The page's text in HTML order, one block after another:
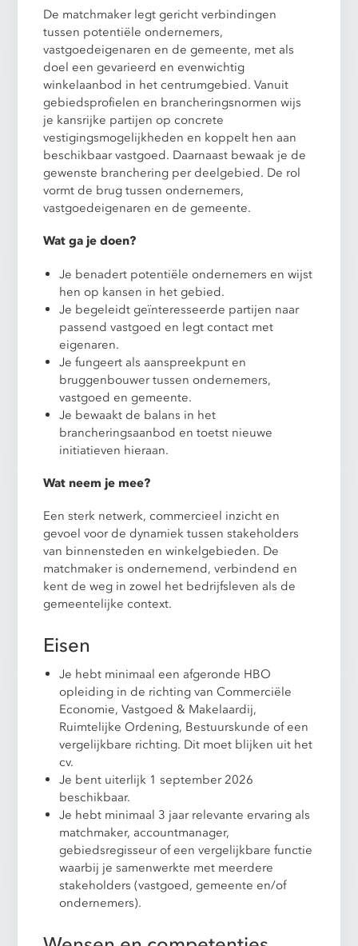
De matchmaker legt gericht verbindingen
tussen potentiële ondernemers,
vastgoedeigenaren en de gemeente, met als
doel een gevarieerd en evenwichtig
winkelaanbod in het centrumgebied. Vanuit
gebiedsprofielen en brancheringsnormen wijs
je kansrijke partijen op concrete
vestigingsmogelijkheden en koppelt hen aan
beschikbaar vastgoed. Daarnaast bewaak je de
gewenste branchering per deelgebied. De rol
vormt de brug tussen ondernemers,
vastgoedeigenaren en de gemeente.
Wat ga je doen?
Je benadert potentiële ondernemers en wijst
hen op kansen in het gebied.
Je begeleidt geïnteresseerde partijen naar
passend vastgoed en legt contact met
eigenaren.
Je fungeert als aanspreekpunt en
bruggenbouwer tussen ondernemers,
vastgoed en gemeente.
Je bewaakt de balans in het
brancheringsaanbod en toetst nieuwe
initiatieven hieraan.
Wat neem je mee?
Een sterk netwerk, commercieel inzicht en
gevoel voor de dynamiek tussen stakeholders
van binnensteden en winkelgebieden. De
matchmaker is ondernemend, verbindend en
kent de weg in zowel het bedrijfsleven als de
gemeentelijke context.
Eisen
Je hebt minimaal een afgeronde HBO
opleiding in de richting van Commerciële
Economie, Vastgoed & Makelaardij,
Ruimtelijke Ordening, Bestuurskunde of een
vergelijkbare richting. Dit moet blijken uit het
cv.
Je bent uiterlijk 1 september 2026
beschikbaar.
Je hebt minimaal 3 jaar relevante ervaring als
matchmaker, accountmanager,
gebiedsregisseur of een vergelijkbare functie
waarbij je samenwerkte met meerdere
stakeholders (vastgoed, gemeente en/of
ondernemers).